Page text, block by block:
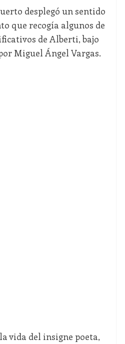
desplegó un sentido
que recogía algunos de
de Alberti, bajo
Miguel Ángel Vargas.
vida del insigne poeta,